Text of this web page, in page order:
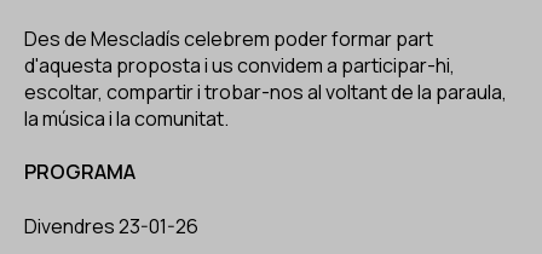
Des de Mescladís celebrem poder formar part
d'aquesta proposta i us convidem a participar-hi,
escoltar, compartir i trobar-nos al voltant de la paraula,
la música i la comunitat.
PROGRAMA
Divendres 23-01-26